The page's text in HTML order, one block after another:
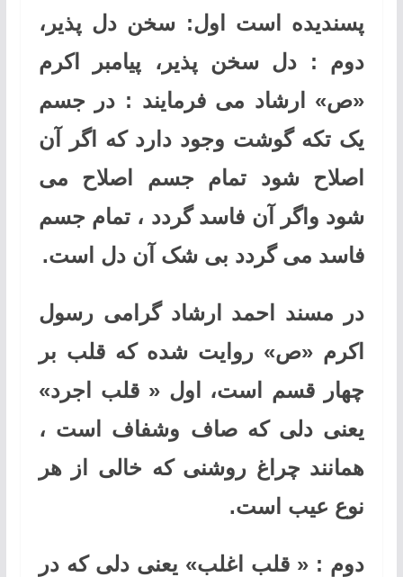
پسندیده است اول: سخن دل پذیر،
دوم : دل سخن پذیر، پیامبر اکرم
«ص» ارشاد می فرمایند : در جسم
یک تکه گوشت وجود دارد که اگر آن
اصلاح شود تمام جسم اصلاح می
شود واگر آن فاسد گردد ، تمام جسم
فاسد می گردد بی شک آن دل است.
در مسند احمد ارشاد گرامی رسول
اکرم «ص» روایت شده که قلب بر
چهار قسم است، اول « قلب اجرد»
یعنی دلی که صاف وشفاف است ،
همانند چراغ روشنی که خالی از هر
نوع عیب است.
دوم : « قلب اغلب» یعنی دلی که در